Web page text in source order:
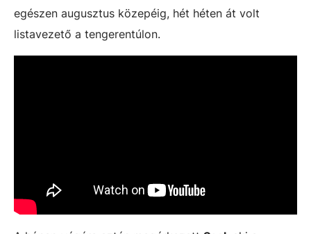
egészen augusztus közepéig, hét héten át volt
listavezető a tengerentúlon.